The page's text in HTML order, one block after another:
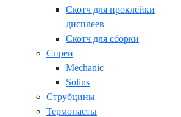
Скотч для проклейки
дисплеев
Скотч для сборки
Спреи
Mechanic
Solins
Струбцины
Термопасты